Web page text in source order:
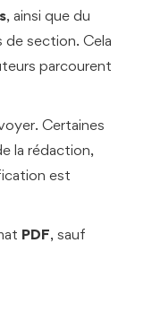
, ainsi que du
de section. Cela
parcourent
Certaines
la rédaction,
est
PDF, sauf